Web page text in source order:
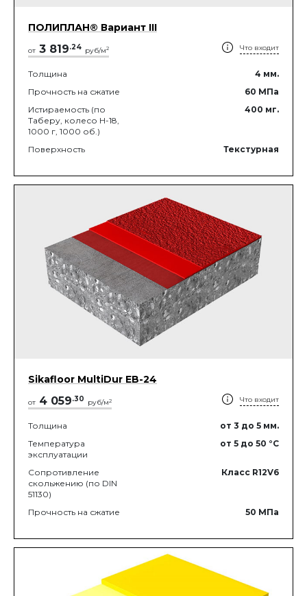
ПОЛИПЛАН® Вариант III
от 3 819.24 руб/м2 Что входит
Толщина 4 мм.
Прочность на сжатие
60 МПа
Истираемость (по
Таберу, колесо Н-18,
1000 г, 1000 об.)
400 мг.
Поверхность Текстурная
Sikafloor MultiDur EB-24
от 4 059.30 руб/м2 Что входит
Толщина от 3 до 5 мм.
Температура
эксплуатации
от 5 до 50 °C
Сопротивление
скольжению (по DIN
51130)
Класс R12V6
Прочность на сжатие 50 МПа